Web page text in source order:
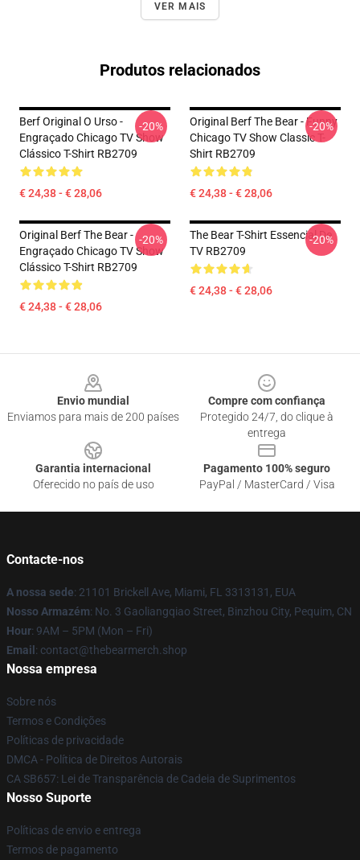
VER MAIS
Produtos relacionados
Berf Original O Urso -
Engraçado Chicago TV Show
Clássico T-Shirt RB2709
€ 24,38 - € 28,06
-20%
Original Berf The Bear - Funny
Chicago TV Show Classic T-
Shirt RB2709
€ 24,38 - € 28,06
-20%
Original Berf The Bear -
Engraçado Chicago TV Show
Clássico T-Shirt RB2709
€ 24,38 - € 28,06
-20%
The Bear T-Shirt Essencial De
TV RB2709
€ 24,38 - € 28,06
-20%
Envio mundial
Enviamos para mais de 200 países
Compre com confiança
Protegido 24/7, do clique à
entrega
Garantia internacional
Oferecido no país de uso
Pagamento 100% seguro
PayPal / MasterCard / Visa
Contacte-nos
A nossa sede: 21101 Brickell Ave, Miami, FL 3313131, EUA
Nosso Armazém: No. 3 Gaoliangqiao Street, Binzhou City, Pequim, CN
Hour: 9AM – 5PM (Mon – Fri)
Email : contact@thebearmerch.shop
Nossa empresa
Sobre nós
Termos e Condições
Políticas de privacidade
DMCA - Política de Direitos Autorais
CA SB657: Lei de Transparência de Cadeia de Suprimentos
Nosso Suporte
Políticas de envio e entrega
Termos de pagamento